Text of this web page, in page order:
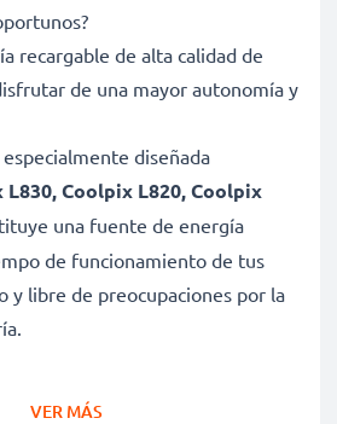
recargable de alta calidad de
de una mayor autonomía y
diseñada
Coolpix L820, Coolpix
una fuente de energía
de funcionamiento de tus
y libre de preocupaciones por la
para un uso prolongado de
VER MÁS